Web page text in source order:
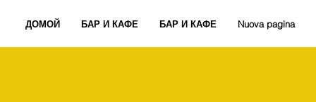
ДОМОЙ БАР И КАФЕ БАР И КАФЕ Nuova pagina